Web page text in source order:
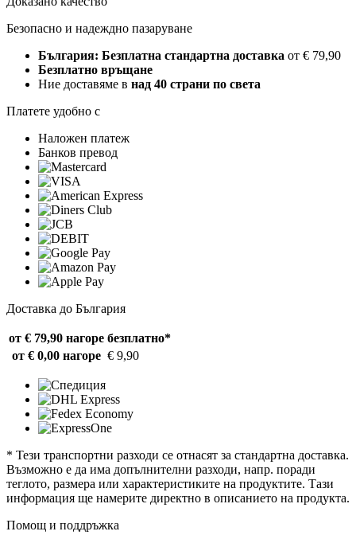
Безопасно и надеждно пазаруване
България: Безплатна стандартна доставка от € 79,90
Безплатно връщане
Ние доставяме в над 40 страни по света
Платете удобно с
Наложен платеж
Банков превод
Доставка до България
от € 79,90 нагоре безплатно*
от € 0,00 нагоре € 9,90
* Тези транспортни разходи се отнасят за стандартна доставка.
Възможно е да има допълнителни разходи, напр. поради
теглото, размера или характеристиките на продуктите. Тази
информация ще намерите директно в описанието на продукта.
Помощ и поддръжка